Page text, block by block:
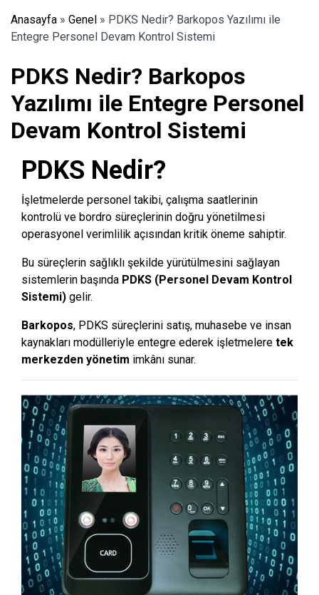
Anasayfa » Genel » PDKS Nedir? Barkopos Yazılımı ile
Entegre Personel Devam Kontrol Sistemi
PDKS Nedir? Barkopos
Yazılımı ile Entegre Personel
Devam Kontrol Sistemi
PDKS Nedir?
İşletmelerde personel takibi, çalışma saatlerinin
kontrolü ve bordro süreçlerinin doğru yönetilmesi
operasyonel verimlilik açısından kritik öneme sahiptir.
Bu süreçlerin sağlıklı şekilde yürütülmesini sağlayan
sistemlerin başında PDKS (Personel Devam Kontrol
Sistemi) gelir.
Barkopos, PDKS süreçlerini satış, muhasebe ve insan
kaynakları modülleriyle entegre ederek işletmelere tek
merkezden yönetim imkânı sunar.